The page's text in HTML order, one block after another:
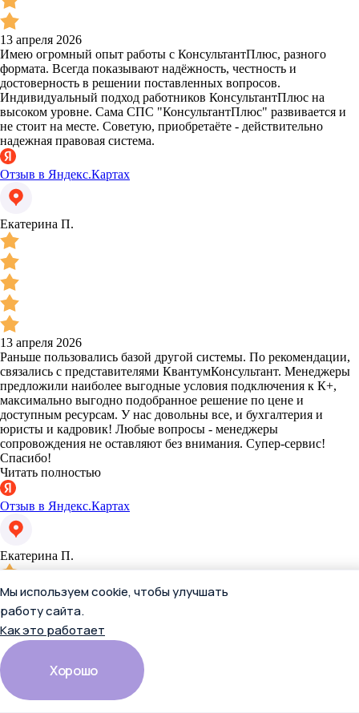
13 апреля 2026
Имею огромный опыт работы с КонсультантПлюс, разного
формата. Всегда показывают надёжность, честность и
достоверность в решении поставленных вопросов.
Индивидуальный подход работников КонсультантПлюс на
высоком уровне. Сама СПС "КонсультантПлюс" развивается и
не стоит на месте. Советую, приобретаёте - действительно
надежная правовая система.
Отзыв в Яндекс.Картах
Екатерина П.
13 апреля 2026
Раньше пользовались базой другой системы. По рекомендации,
связались с представителями КвантумКонсультант. Менеджеры
предложили наиболее выгодные условия подключения к К+,
максимально выгодно подобранное решение по цене и
доступным ресурсам. У нас довольны все, и бухгалтерия и
юристы и кадровик! Любые вопросы - менеджеры
сопровождения не оставляют без внимания. Супер-сервис!
Спасибо!
Читать полностью
Отзыв в Яндекс.Картах
Екатерина П.
13 апреля 2026
Раньше пользовались базой другой системы. По рекомендации,
связались с представителями КвантумКонсультант. Менеджеры
Мы используем cookie, чтобы улучшать
работу сайта.
Как это работает
Хорошо